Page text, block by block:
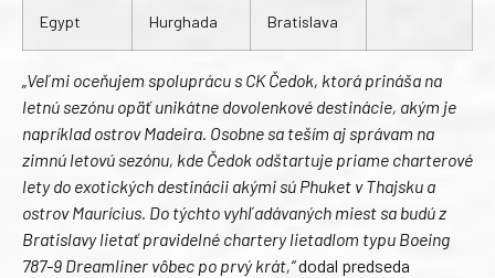
Egypt Hurghada Bratislava
„Veľmi oceňujem spoluprácu s CK Čedok, ktorá prináša na
letnú sezónu opäť unikátne dovolenkové destinácie, akým je
napríklad ostrov Madeira. Osobne sa teším aj správam na
zimnú letovú sezónu, kde Čedok odštartuje priame charterové
lety do exotických destinácii akými sú Phuket v Thajsku a
ostrov Maurícius. Do týchto vyhľadávaných miest sa budú z
Bratislavy lietať pravidelné chartery lietadlom typu Boeing
787-9 Dreamliner vôbec po prvý krát,“dodal predseda